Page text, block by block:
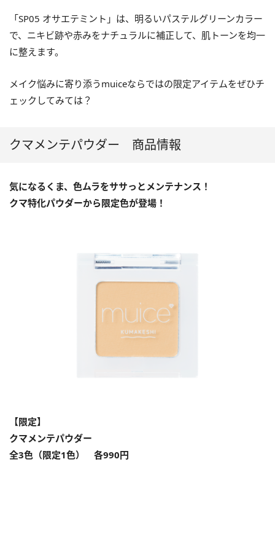
「SP05 オサエテミント」は、明るいパステルグリーンカラー
で、ニキビ跡や赤みをナチュラルに補正して、肌トーンを均一
に整えます。
メイク悩みに寄り添うmuiceならではの限定アイテムをぜひチ
ェックしてみては？
クマメンテパウダー 商品情報
気になるくま、色ムラをササっとメンテナンス！
クマ特化パウダーから限定色が登場！
【限定】
クマメンテパウダー
全3色（限定1色） 各990円